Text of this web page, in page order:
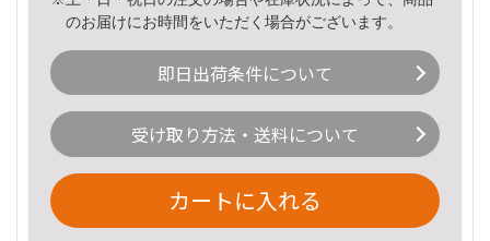
のお届けにお時間をいただく場合がございます。
即日出荷条件について
受け取り方法・送料について
カートに入れる